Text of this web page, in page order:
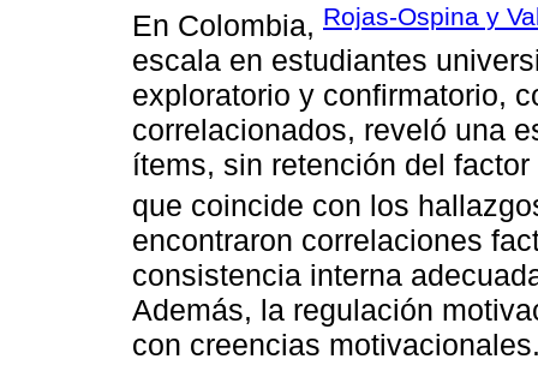
En Colombia, Rojas-Ospina y
escala en estudiantes
exploratorio y confirmatorio,
correlacionados, reveló una
ítems, sin retención del
que coincide con los
encontraron correlaciones
consistencia interna
Además, la regulación
con creencias